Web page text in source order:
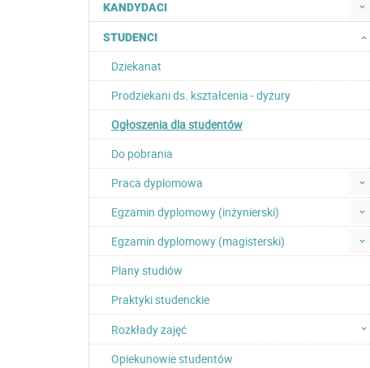
KANDYDACI
STUDENCI
Dziekanat
Prodziekani ds. kształcenia - dyżury
Ogłoszenia dla studentów
Do pobrania
Praca dyplomowa
Egzamin dyplomowy (inżynierski)
Egzamin dyplomowy (magisterski)
Plany studiów
Praktyki studenckie
Rozkłady zajęć
Opiekunowie studentów